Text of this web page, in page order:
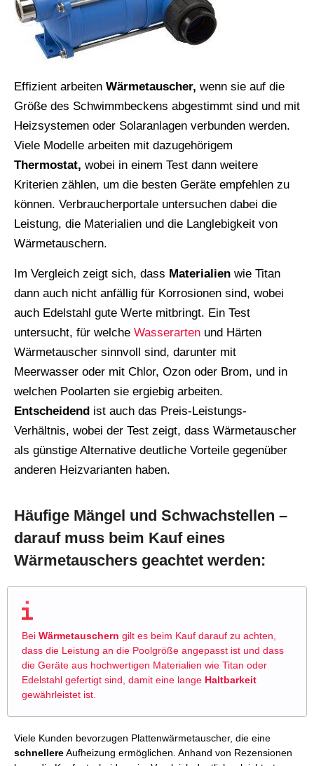
Effizient arbeiten Wärmetauscher, wenn sie auf die
Größe des Schwimmbeckens abgestimmt sind und mit
Heizsystemen oder Solaranlagen verbunden werden.
Viele Modelle arbeiten mit dazugehörigem
Thermostat, wobei in einem Test dann weitere
Kriterien zählen, um die besten Geräte empfehlen zu
können. Verbraucherportale untersuchen dabei die
Leistung, die Materialien und die Langlebigkeit von
Wärmetauschern.
Im Vergleich zeigt sich, dass Materialien wie Titan
dann auch nicht anfällig für Korrosionen sind, wobei
auch Edelstahl gute Werte mitbringt. Ein Test
untersucht, für welche Wasserarten und Härten
Wärmetauscher sinnvoll sind, darunter mit
Meerwasser oder mit Chlor, Ozon oder Brom, und in
welchen Poolarten sie ergiebig arbeiten.
Entscheidend ist auch das Preis-Leistungs-
Verhältnis, wobei der Test zeigt, dass Wärmetauscher
als günstige Alternative deutliche Vorteile gegenüber
anderen Heizvarianten haben.
Häufige Mängel und Schwachstellen –
darauf muss beim Kauf eines
Wärmetauschers geachtet werden:
Bei Wärmetauschern gilt es beim Kauf darauf zu achten,
dass die Leistung an die Poolgröße angepasst ist und dass
die Geräte aus hochwertigen Materialien wie Titan oder
Edelstahl gefertigt sind, damit eine lange Haltbarkeit
gewährleistet ist.
Viele Kunden bevorzugen Plattenwärmetauscher, die eine
schnellereAufheizung ermöglichen. Anhand von Rezensionen